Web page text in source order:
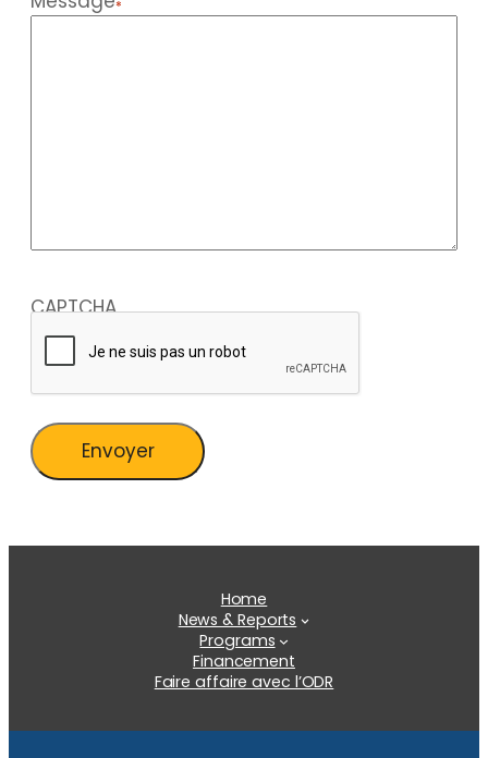
*
CAPTCHA
Home
News & Reports
Programs
Financement
Faire affaire avec l’ODR